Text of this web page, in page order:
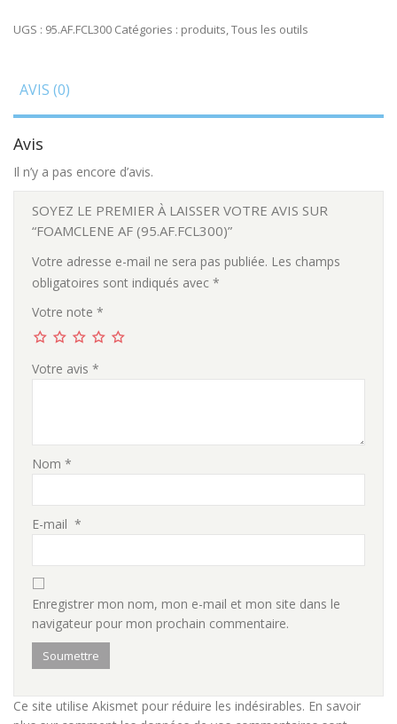
UGS : 95.AF.FCL300 Catégories : produits,Tous les outils
AVIS (0)
Avis
Il n’y a pas encore d’avis.
SOYEZ LE PREMIER À LAISSER VOTRE AVIS SUR
“FOAMCLENE AF (95.AF.FCL300)”
Votre adresse e-mail ne sera pas publiée. Les champs
obligatoires sont indiqués avec *
Votre note *
Votre avis *
Nom *
E-mail *
Enregistrer mon nom, mon e-mail et mon site dans le
navigateur pour mon prochain commentaire.
Ce site utilise Akismet pour réduire les indésirables. En savoir